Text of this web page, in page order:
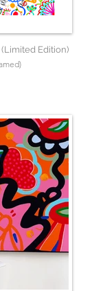
(Limited Edition)